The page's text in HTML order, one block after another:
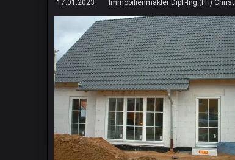
17.01.2023 Immobilienmakler Dipl.-Ing.(FH)